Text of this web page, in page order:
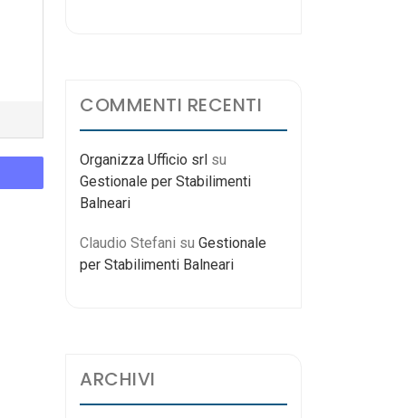
COMMENTI RECENTI
Organizza Ufficio srl su
Gestionale per Stabilimenti
Balneari
Claudio Stefani su Gestionale
per Stabilimenti Balneari
ARCHIVI